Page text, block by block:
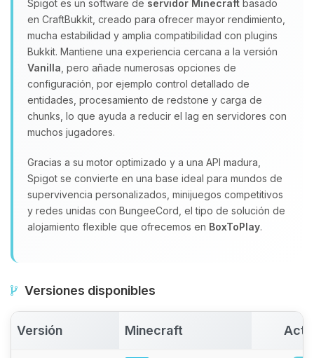
Spigot es un software de servidor Minecraft basado
en CraftBukkit, creado para ofrecer mayor rendimiento,
mucha estabilidad y amplia compatibilidad con plugins
Bukkit. Mantiene una experiencia cercana a la versión
Vanilla , pero añade numerosas opciones de
configuración, por ejemplo control detallado de
entidades, procesamiento de redstone y carga de
chunks, lo que ayuda a reducir el lag en servidores con
muchos jugadores.
Gracias a su motor optimizado y a una API madura,
Spigot se convierte en una base ideal para mundos de
supervivencia personalizados, minijuegos competitivos
y redes unidas con BungeeCord, el tipo de solución de
alojamiento flexible que ofrecemos en BoxToPlay.
Versiones disponibles
Versión Minecraft
Yupi, por fin alguien con quien
hablar! Soy Choupy, tu pequeno
asistente de BoxToPlay. Cuentame
que necesitas y moveré mis
pequenos circuitos para ayudarte.
07/08/2026 20:01